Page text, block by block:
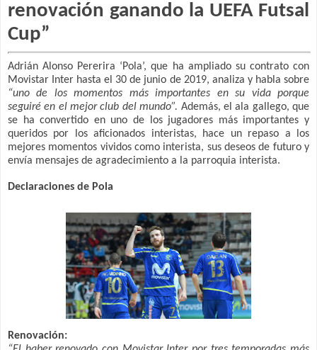
renovación ganando la UEFA Futsal
Cup”
Adrián Alonso Pererira ‘Pola’, que ha ampliado su contrato con
Movistar Inter hasta el 30 de junio de 2019, analiza y habla sobre
“uno de los momentos más importantes en su vida porque
seguiré en el mejor club del mundo”. Además, el ala gallego, que
se ha convertido en uno de los jugadores más importantes y
queridos por los aficionados interistas, hace un repaso a los
mejores momentos vividos como interista, sus deseos de futuro y
envía mensajes de agradecimiento a la parroquia interista.
Declaraciones de Pola
Renovación: